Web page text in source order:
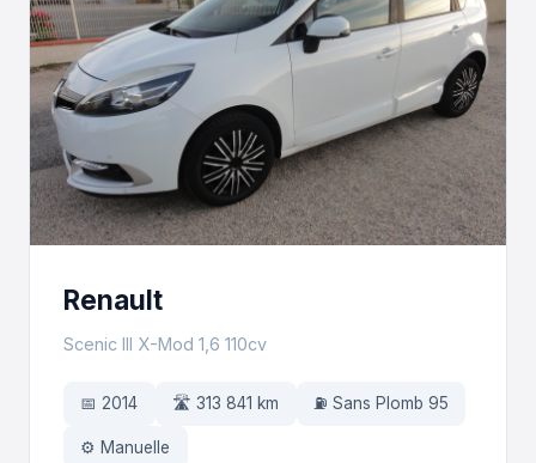
Renault
Scenic III X-Mod 1,6 110cv
📅 2014 🛣️ 313 841 km ⛽ Sans Plomb 95
⚙️ Manuelle